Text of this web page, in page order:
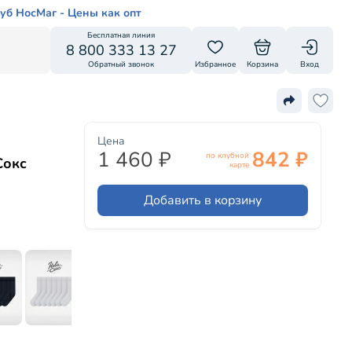
НосМаг - Цены как опт
Бесплатная линия
8 800 333 13 27
Обратный звонок Избранное Корзина Вход
Цена
1 460 ₽
по клубной
карте 842 ₽
Добавить в корзину